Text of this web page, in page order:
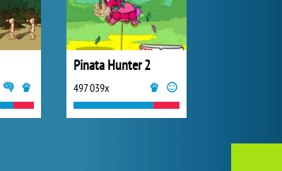
Pinata Hunter 2
497 039x